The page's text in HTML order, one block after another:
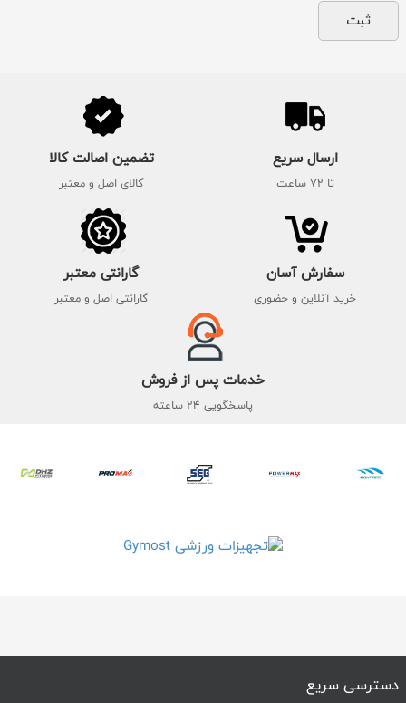
ارسال سریع
تا 72 ساعت
تضمین اصالت کالا
کالای اصل و معتبر
سفارش آسان
خرید آنلاین و حضوری
گارانتی معتبر
گارانتی اصل و معتبر
خدمات پس از فروش
پاسخگویی 24 ساعته
دسترسی سریع